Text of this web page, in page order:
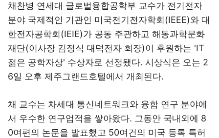
채찬병 연세대 글로벌융합공학부 교수가 전기전자
분야 국제적인 기관인 미국전기전자학회(IEEE)와 대
한전자공학회(IEIE)가 공동 주관하고 해동과학문화
재단(이사장 김정식 대덕전자 회장)이 후원하는 'IT
젊은 공학자상' 수상자로 선정됐다. 시상식은 오는 2
6일 오후 제주그랜드호텔에서 개최된다.
채 교수는 차세대 통신네트워크와 융합 연구 분야에
서 우수한 연구업적을 쌓아왔다. 그동안 국내외에 8
0여편의 논문을 발표했고 50여건의 미국 등록 특허